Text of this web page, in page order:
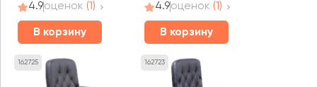
4.9оценок (1)
В корзину
4.9оценок (1)
В корзину
162725 162723